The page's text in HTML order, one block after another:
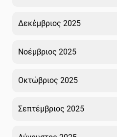
Δεκέμβριος 2025
Νοέμβριος 2025
Οκτώβριος 2025
Σεπτέμβριος 2025